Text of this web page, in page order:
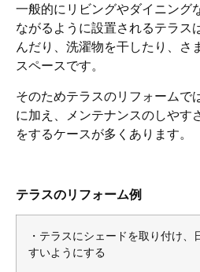
一般的にリビングやダイニング
ながるように設置されるテラス
んだり、洗濯物を干したり、さ
スペースです。
そのためテラスのリフォームで
に加え、メンテナンスのしやす
をするケースが多くあります。
テラスのリフォーム例
・テラスにシェードを取り付け
すいようにする